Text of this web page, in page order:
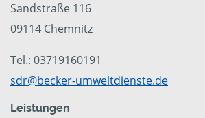
Sandstraße 116
09114 Chemnitz
Tel.: 03719160191
sdr@becker-umweltdienste.de
Leistungen